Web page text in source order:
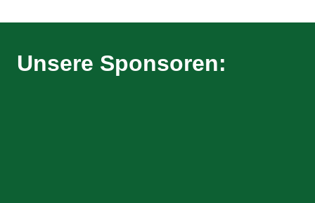
Unsere Sponsoren: